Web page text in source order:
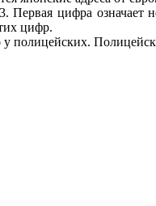
Первая цифра
цифр.